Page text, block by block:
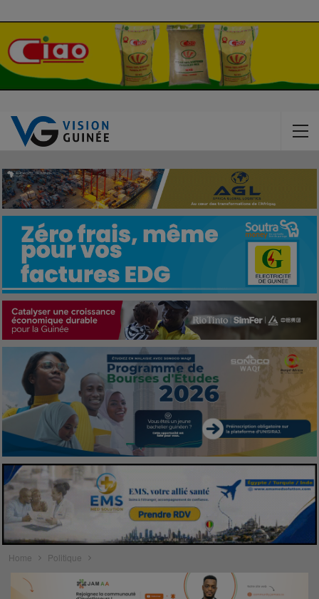
Home Politique